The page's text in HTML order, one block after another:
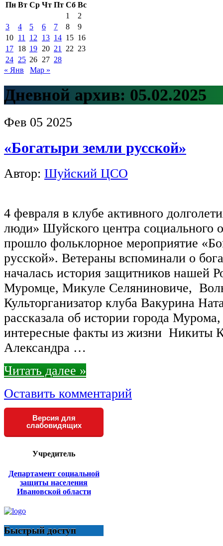
Пн Вт Ср Чт Пт Сб Вс
1
2
3
4 5 6 7 8
9
10 11 12 13 14 15 16
17 18 19 20 21 22 23
24 25 26 27 28
« Янв
Мар »
Дневной архив: 05.02.2025
Фев 05 2025
«Богатыри земли русской»
Автор: Шуйский ЦСО
4 февраля в клубе активного
люди» Шуйского центра социального
прошло фольклорное мероприятие
русской». Ветераны вспоминали о
началась история защитников нашей
Муромце, Микуле Селяниновиче,
Культорганизатор клуба Вакурина
рассказала об истории города
интересные факты из жизни Никиты
Александра …
Читать далее »
Оставить комментарий
Версия для
слабовидящих
Учредитель
Департамент социальной
защиты населения
Ивановской области
Быстрый доступ